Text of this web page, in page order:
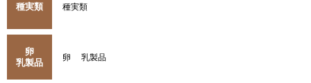
種実類 種実類
卵
乳製品
卵 乳製品